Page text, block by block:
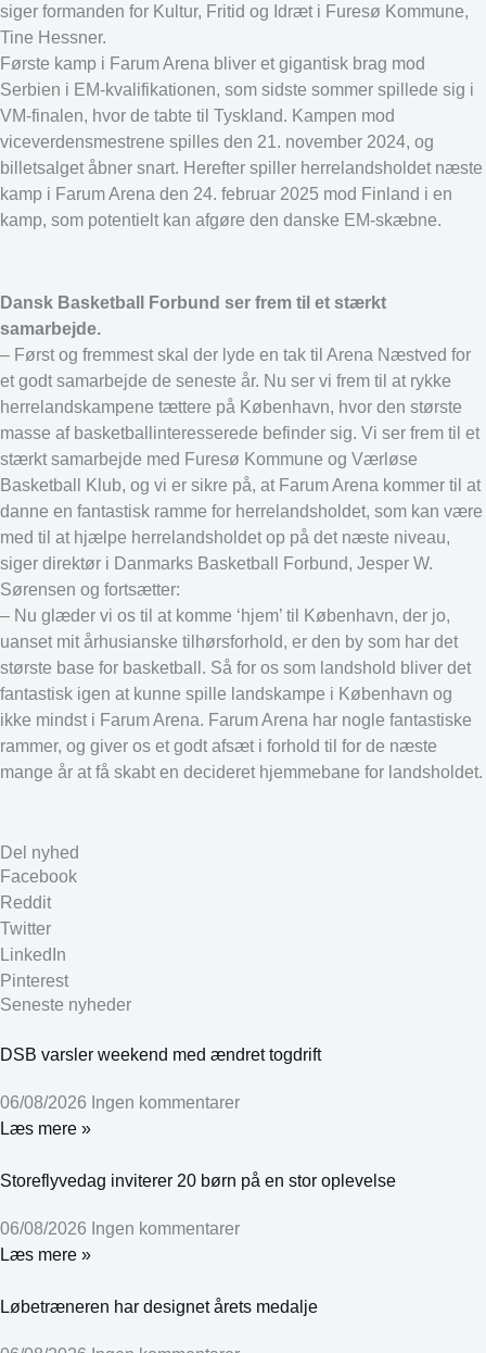
siger formanden for Kultur, Fritid og Idræt i Furesø Kommune,
Tine Hessner.
Første kamp i Farum Arena bliver et gigantisk brag mod
Serbien i EM-kvalifikationen, som sidste sommer spillede sig i
VM-finalen, hvor de tabte til Tyskland. Kampen mod
viceverdensmestrene spilles den 21. november 2024, og
billetsalget åbner snart. Herefter spiller herrelandsholdet næste
kamp i Farum Arena den 24. februar 2025 mod Finland i en
kamp, som potentielt kan afgøre den danske EM-skæbne.
Dansk Basketball Forbund ser frem til et stærkt
samarbejde.
– Først og fremmest skal der lyde en tak til Arena Næstved for
et godt samarbejde de seneste år. Nu ser vi frem til at rykke
herrelandskampene tættere på København, hvor den største
masse af basketballinteresserede befinder sig. Vi ser frem til et
stærkt samarbejde med Furesø Kommune og Værløse
Basketball Klub, og vi er sikre på, at Farum Arena kommer til at
danne en fantastisk ramme for herrelandsholdet, som kan være
med til at hjælpe herrelandsholdet op på det næste niveau,
siger direktør i Danmarks Basketball Forbund, Jesper W.
Sørensen og fortsætter:
– Nu glæder vi os til at komme ‘hjem’ til København, der jo,
uanset mit århusianske tilhørsforhold, er den by som har det
største base for basketball. Så for os som landshold bliver det
fantastisk igen at kunne spille landskampe i København og
ikke mindst i Farum Arena. Farum Arena har nogle fantastiske
rammer, og giver os et godt afsæt i forhold til for de næste
mange år at få skabt en decideret hjemmebane for landsholdet.
Del nyhed
Facebook
Reddit
Twitter
LinkedIn
Pinterest
Seneste nyheder
DSB varsler weekend med ændret togdrift
06/08/2026 Ingen kommentarer
Læs mere »
Storeflyvedag inviterer 20 børn på en stor oplevelse
06/08/2026 Ingen kommentarer
Læs mere »
Løbetræneren har designet årets medalje